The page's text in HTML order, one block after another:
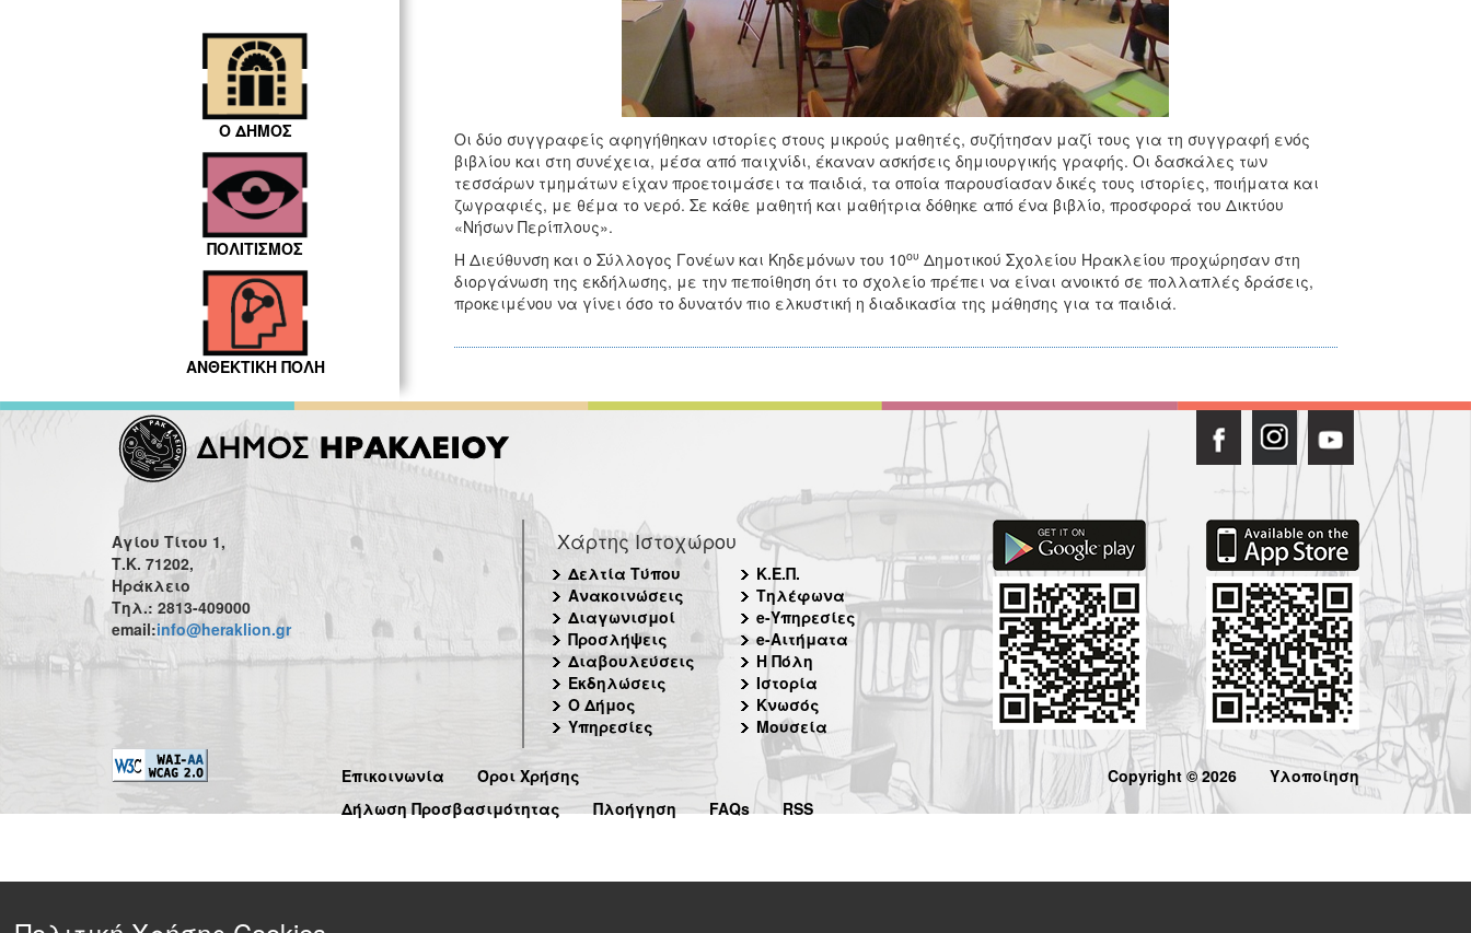
Ο ΔΗΜΟΣ
ΠΟΛΙΤΙΣΜΟΣ
ΑΝΘΕΚΤΙΚΗ ΠΟΛΗ
Οι δύο συγγραφείς αφηγήθηκαν ιστορίες στους μικρούς μαθητές, συζήτησαν μαζί τους για τη συγγραφή ενός
βιβλίου και στη συνέχεια, μέσα από παιχνίδι, έκαναν ασκήσεις δημιουργικής γραφής. Οι δασκάλες των
τεσσάρων τμημάτων είχαν προετοιμάσει τα παιδιά, τα οποία παρουσίασαν δικές τους ιστορίες, ποιήματα και
ζωγραφιές, με θέμα το νερό. Σε κάθε μαθητή και μαθήτρια δόθηκε από ένα βιβλίο, προσφορά του Δικτύου
«Νήσων Περίπλους».
Η Διεύθυνση και ο Σύλλογος Γονέων και Κηδεμόνων του 10ου Δημοτικού Σχολείου Ηρακλείου προχώρησαν στη
διοργάνωση της εκδήλωσης, με την πεποίθηση ότι το σχολείο πρέπει να είναι ανοικτό σε πολλαπλές δράσεις,
προκειμένου να γίνει όσο το δυνατόν πιο ελκυστική η διαδικασία της μάθησης για τα παιδιά.
Αγίου Τίτου 1,
Τ.Κ. 71202,
Ηράκλειο
Τηλ.: 2813-409000
email:info@heraklion.gr
Χάρτης Ιστοχώρου
Δελτία Τύπου
Ανακοινώσεις
Διαγωνισμοί
Προσλήψεις
Διαβουλεύσεις
Εκδηλώσεις
Ο Δήμος
Υπηρεσίες
Κ.Ε.Π.
Τηλέφωνα
e-Υπηρεσίες
e-Αιτήματα
Η Πόλη
Ιστορία
Κνωσός
Μουσεία
Επικοινωνία
Όροι Χρήσης
Δήλωση Προσβασιμότητας
Πλοήγηση FAQs RSS
Copyright © 2026 Υλοποίηση